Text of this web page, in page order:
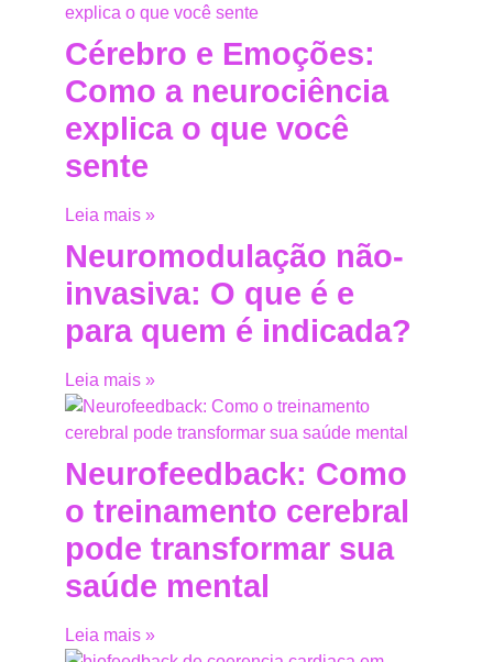
Cérebro e Emoções:
Como a neurociência
explica o que você
sente
Leia mais »
Neuromodulação não-
invasiva: O que é e
para quem é indicada?
Leia mais »
Neurofeedback: Como
o treinamento cerebral
pode transformar sua
saúde mental
Leia mais »